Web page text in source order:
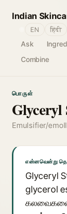
Indian
Ask
Combine
EN हिंदी
பொருள்
Glyceryl
Emulsifier/
என்னவென்று
Glyceryl
glycerol
கலவைகளை